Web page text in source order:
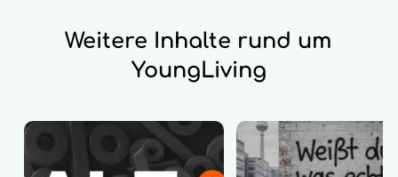
Weitere Inhalte rund um
YoungLiving